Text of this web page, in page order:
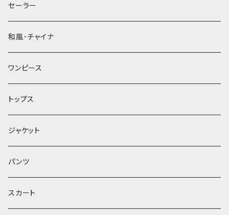
セーラー
和風･チャイナ
ワンピース
トップス
ジャケット
パンツ
スカート